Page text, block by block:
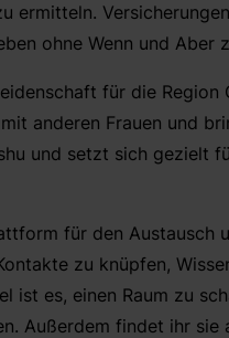
ermitteln.
ohne Wenn und Aber
für die Region
anderen Frauen und
und setzt sich gezielt
für den Austausch
zu knüpfen,
ist es, einen Raum zu
Außerdem findet ihr sie